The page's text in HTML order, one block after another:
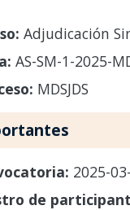
Adjudicación
AS-SM-1-2025-
MDSJDS
2025-
de